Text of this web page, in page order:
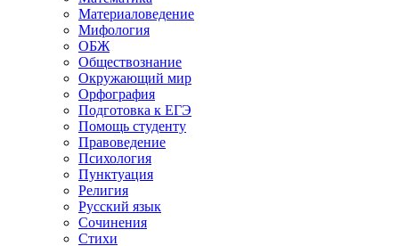
Материаловедение
Мифология
ОБЖ
Обществознание
Окружающий мир
Орфография
Подготовка к ЕГЭ
Помощь студенту
Правоведение
Психология
Пунктуация
Религия
Русский язык
Сочинения
Стихи